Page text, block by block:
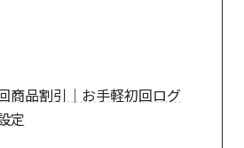
商品割引｜お手軽初回ログ
定